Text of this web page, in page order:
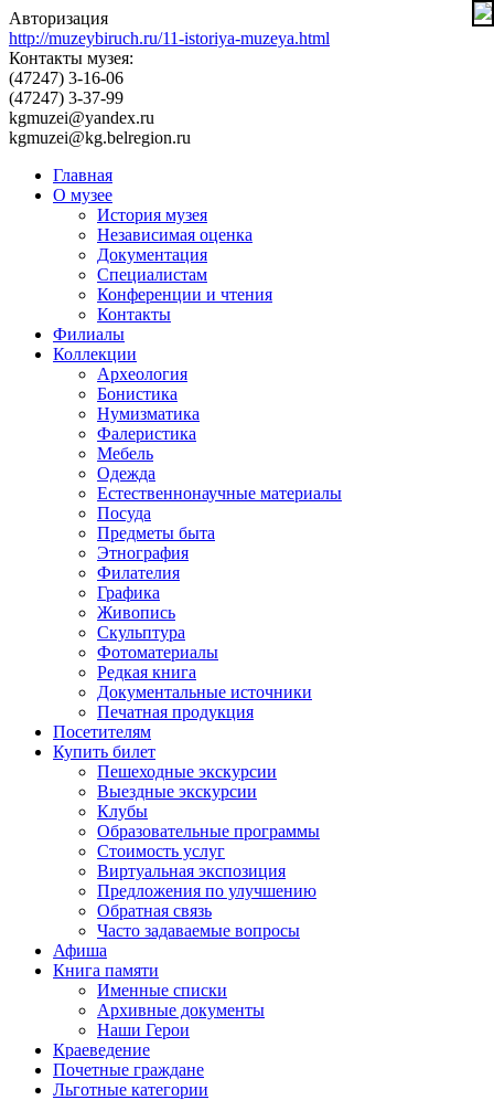
Авторизация
http://muzeybiruch.ru/11-istoriya-muzeya.html
Контакты музея:
(47247) 3-16-06
(47247) 3-37-99
kgmuzei@yandex.ru
kgmuzei@kg.belregion.ru
Главная
О музее
История музея
Независимая оценка
Документация
Специалистам
Конференции и чтения
Контакты
Филиалы
Коллекции
Археология
Бонистика
Нумизматика
Фалеристика
Мебель
Одежда
Естественнонаучные материалы
Посуда
Предметы быта
Этнография
Филателия
Графика
Живопись
Скульптура
Фотоматериалы
Редкая книга
Документальные источники
Печатная продукция
Посетителям
Купить билет
Пешеходные экскурсии
Выездные экскурсии
Клубы
Образовательные программы
Стоимость услуг
Виртуальная экспозиция
Предложения по улучшению
Обратная связь
Часто задаваемые вопросы
Афиша
Книга памяти
Именные списки
Архивные документы
Наши Герои
Краеведение
Почетные граждане
Льготные категории